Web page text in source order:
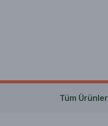
Tüm Ürünler